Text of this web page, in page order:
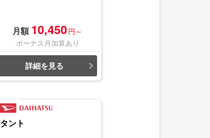
月額 10,450円～
ボーナス月加算あり
詳細を見る
タント